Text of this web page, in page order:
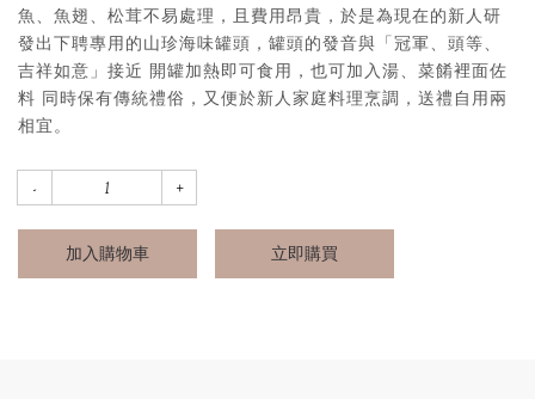
魚、魚翅、松茸不易處理，且費用昂貴，於是為現在的新人研
發出下聘專用的山珍海味罐頭，罐頭的發音與「冠軍、頭等、
吉祥如意」接近 開罐加熱即可食用，也可加入湯、菜餚裡面佐
料 同時保有傳統禮俗，又便於新人家庭料理烹調，送禮自用兩
相宜。
加入購物車 立即購買